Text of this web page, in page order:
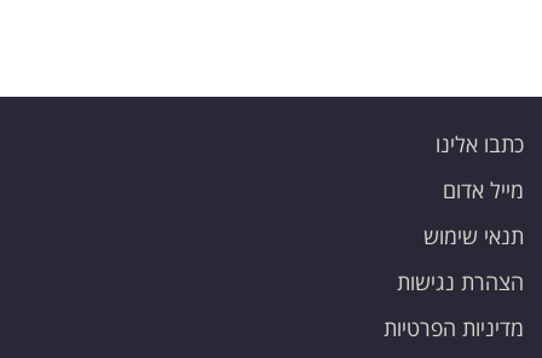
פרסמו
באייס
עקבו
אחרינו:
כתבו אלינו
מייל אדום
תנאי שימוש
הצהרת נגישות
מדיניות הפרטיות